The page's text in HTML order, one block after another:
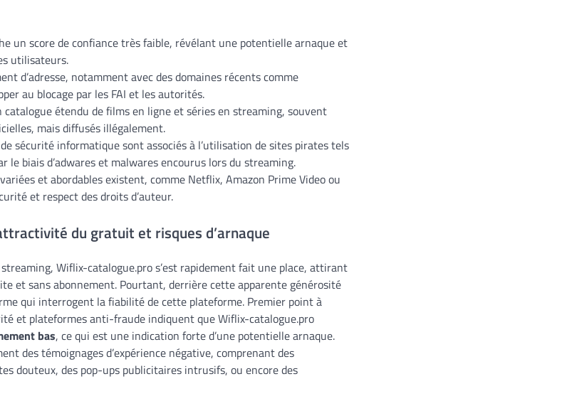
un score de confiance très faible, révélant une potentielle arnaque et
utilisateurs.
d’adresse, notamment avec des domaines récents comme
au blocage par les FAI et les autorités.
catalogue étendu de films en ligne et séries en streaming, souvent
mais diffusés illégalement.
sécurité informatique sont associés à l’utilisation de sites pirates tels
le biais d’adwares et malwares encourus lors du streaming.
et abordables existent, comme Netflix, Amazon Prime Video ou
et respect des droits d’auteur.
du gratuit et risques d’arnaque
Wiflix-catalogue.pro s’est rapidement fait une place, attirant
et sans abonnement. Pourtant, derrière cette apparente générosité
qui interrogent la fiabilité de cette plateforme. Premier point à
et plateformes anti-fraude indiquent que Wiflix-catalogue.pro
bas, ce qui est une indication forte d’une potentielle arnaque.
des témoignages d’expérience négative, comprenant des
douteux, des pop-ups publicitaires intrusifs, ou encore des